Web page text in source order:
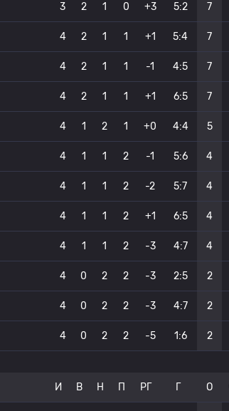
3 2 1 0 +3 5:2 7
4 2 1 1 +1 5:4 7
4 2 1 1 -1 4:5 7
4 2 1 1 +1 6:5 7
4 1 2 1 +0 4:4 5
4 1 1 2 -1 5:6 4
4 1 1 2 -2 5:7 4
4 1 1 2 +1 6:5 4
4 1 1 2 -3 4:7 4
4 0 2 2 -3 2:5 2
4 0 2 2 -3 4:7 2
4 0 2 2 -5 1:6 2
И В Н П РГ Г О